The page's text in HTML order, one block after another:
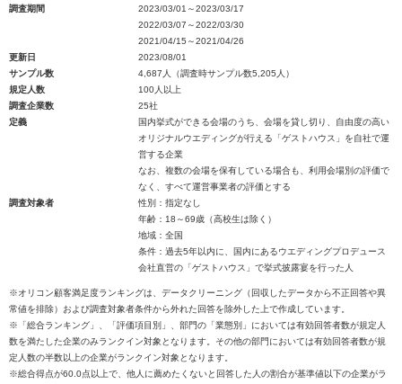
調査期間
2023/03/01～2023/03/17
2022/03/07～2022/03/30
2021/04/15～2021/04/26
更新日
2023/08/01
サンプル数
4,687人（調査時サンプル数5,205人）
規定人数
100人以上
調査企業数
25社
定義
国内挙式ができる会場のうち、会場を貸し切り、自由度の高い
オリジナルウエディングが行える「ゲストハウス」を自社で運
営する企業
なお、複数の会場を保有している場合も、利用会場別の評価で
なく、すべて運営事業者の評価とする
調査対象者
性別：指定なし
年齢：18～69歳（高校生は除く）
地域：全国
条件：過去5年以内に、国内にあるウエディングプロデュース
会社直営の「ゲストハウス」で挙式披露宴を行った人
※オリコン顧客満足度ランキングは、データクリーニング（回収したデータから不正回答や異
常値を排除）および調査対象者条件から外れた回答を除外した上で作成しています。
※「総合ランキング」、「評価項目別」、部門の「業態別」においては有効回答者数が規定人
数を満たした企業のみランクイン対象となります。その他の部門においては有効回答者数が規
定人数の半数以上の企業がランクイン対象となります。
※総合得点が60.0点以上で、他人に薦めたくないと回答した人の割合が基準値以下の企業がラ